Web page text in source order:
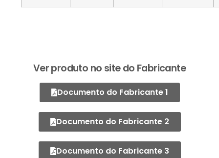
Ver produto no site do Fabricante
Documento do Fabricante 1
Documento do Fabricante 2
Documento do Fabricante 3